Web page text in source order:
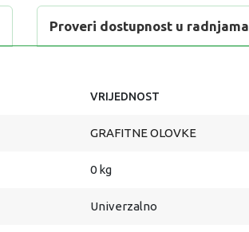
Proveri dostupnost u radnjama
VRIJEDNOST
GRAFITNE OLOVKE
0 kg
Univerzalno